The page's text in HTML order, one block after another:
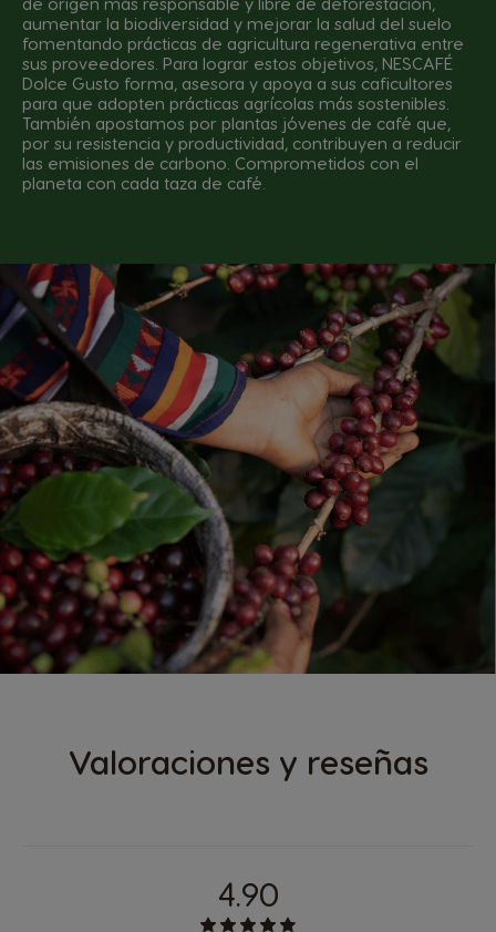
aumentar la biodiversidad y mejorar la salud del suelo
fomentando prácticas de agricultura regenerativa entre
sus proveedores. Para lograr estos objetivos, NESCAFÉ
Dolce Gusto forma, asesora y apoya a sus caficultores
para que adopten prácticas agrícolas más sostenibles.
También apostamos por plantas jóvenes de café que,
por su resistencia y productividad, contribuyen a reducir
las emisiones de carbono. Comprometidos con el
planeta con cada taza de café.
Valoraciones y reseñas
4.90